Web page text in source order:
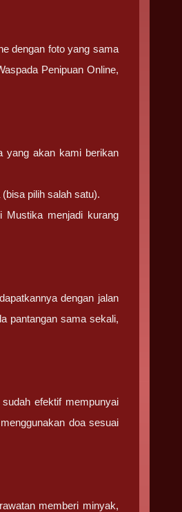
dengan foto yang sama
Penipuan Online,
yang akan kami berikan
pilih salah satu).
Mustika menjadi kurang
dengan jalan
pantangan sama sekali,
efektif mempunyai
doa sesuai
memberi minyak,